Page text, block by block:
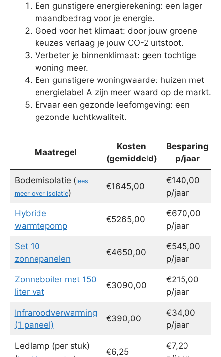
Een gunstigere energierekening: een lager
maandbedrag voor je energie.
Goed voor het klimaat: door jouw groene
keuzes verlaag je jouw CO-2 uitstoot.
Verbeter je binnenklimaat: geen tochtige
woning meer.
Een gunstigere woningwaarde: huizen met
energielabel A zijn meer waard op de markt.
Ervaar een gezonde leefomgeving: een
gezonde luchtkwaliteit.
Maatregel
Kosten
(gemiddeld)
Besparing
p/jaar
Bodemisolatie (lees
meer over isolatie)
€1645,00
€140,00
p/jaar
Hybride
warmtepomp
€5265,00
€670,00
p/jaar
Set 10
zonnepanelen
€4650,00
€545,00
p/jaar
Zonneboiler met 150
liter vat
€3090,00
€215,00
p/jaar
Infraroodverwarming
(1 paneel)
€390,00
€34,00
p/jaar
Ledlamp (per stuk)
€6,25
€7,20